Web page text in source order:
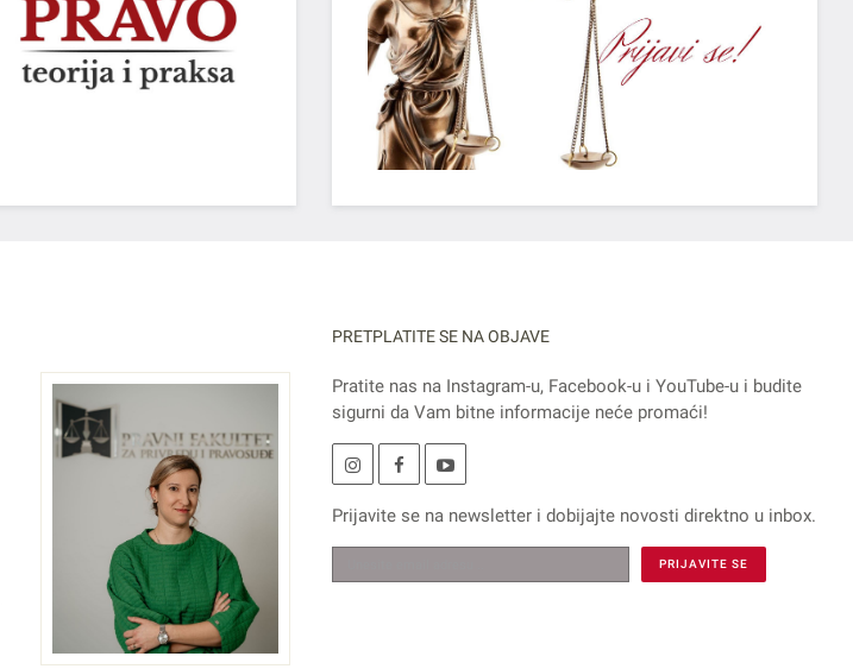
PRETPLATITE SE NA OBJAVE
Pratite nas na Instagram-u, Facebook-u i YouTube-u i budite
sigurni da Vam bitne informacije neće promaći!
Prijavite se na newsletteri dobijajte novosti direktno u inbox.